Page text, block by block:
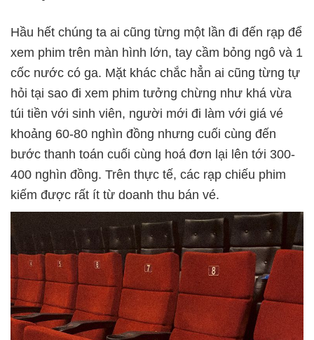
Hầu hết chúng ta ai cũng từng một lần đi đến rạp để
xem phim trên màn hình lớn, tay cầm bỏng ngô và 1
cốc nước có ga. Mặt khác chắc hẳn ai cũng từng tự
hỏi tại sao đi xem phim tưởng chừng như khá vừa
túi tiền với sinh viên, người mới đi làm với giá vé
khoảng 60-80 nghìn đồng nhưng cuối cùng đến
bước thanh toán cuối cùng hoá đơn lại lên tới 300-
400 nghìn đồng. Trên thực tế, các rạp chiếu phim
kiếm được rất ít từ doanh thu bán vé.